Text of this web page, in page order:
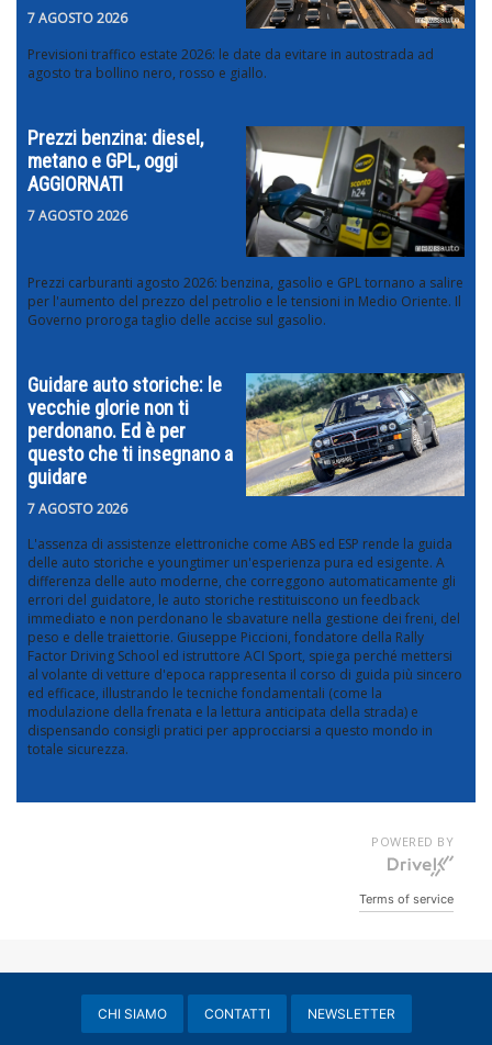
7 AGOSTO 2026
Previsioni traffico estate 2026: le date da evitare in autostrada ad
agosto tra bollino nero, rosso e giallo.
Prezzi benzina: diesel,
metano e GPL, oggi
AGGIORNATI
7 AGOSTO 2026
Prezzi carburanti agosto 2026: benzina, gasolio e GPL tornano a salire
per l'aumento del prezzo del petrolio e le tensioni in Medio Oriente. Il
Governo proroga taglio delle accise sul gasolio.
Guidare auto storiche: le
vecchie glorie non ti
perdonano. Ed è per
questo che ti insegnano a
guidare
7 AGOSTO 2026
L'assenza di assistenze elettroniche come ABS ed ESP rende la guida
delle auto storiche e youngtimer un'esperienza pura ed esigente. A
differenza delle auto moderne, che correggono automaticamente gli
errori del guidatore, le auto storiche restituiscono un feedback
immediato e non perdonano le sbavature nella gestione dei freni, del
peso e delle traiettorie. Giuseppe Piccioni, fondatore della Rally
Factor Driving School ed istruttore ACI Sport, spiega perché mettersi
al volante di vetture d'epoca rappresenta il corso di guida più sincero
ed efficace, illustrando le tecniche fondamentali (come la
modulazione della frenata e la lettura anticipata della strada) e
dispensando consigli pratici per approcciarsi a questo mondo in
totale sicurezza.
POWERED BY
Terms of service
CHI SIAMO CONTATTI NEWSLETTER